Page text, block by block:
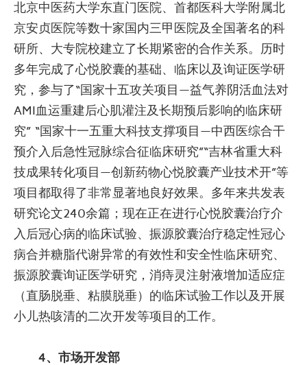
北京中医药大学东直门医院、首都医科大学附属北
京安贞医院等数十家国内三甲医院及全国著名的科
研所、大专院校建立了长期紧密的合作关系。历时
多年完成了心悦胶囊的基础、临床以及询证医学研
究，参与了“国家十五攻关项目—益气养阴活血法对
AMI血运重建后心肌灌注及长期预后影响的临床研
究” “国家十一五重大科技支撑项目—中西医综合干
预介入后急性冠脉综合征临床研究”“吉林省重大科
技成果转化项目—创新药物心悦胶囊产业技术开”等
项目都取得了非常显著地良好效果。多年来共发表
研究论文240余篇；现在正在进行心悦胶囊治疗介
入后冠心病的临床试验、振源胶囊治疗稳定性冠心
病合并糖脂代谢异常的有效性和安全性临床研究、
振源胶囊询证医学研究，消痔灵注射液增加适应症
（直肠脱垂、粘膜脱垂）的临床试验工作以及开展
小儿热咳清的二次开发等项目的工作。
4、市场开发部